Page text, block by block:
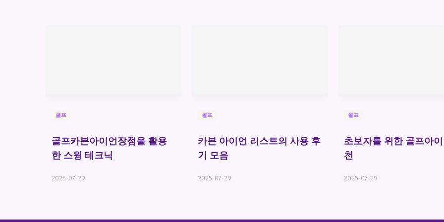
골프
골프카본아이언장점을 활용
한 스윙 테크닉
2025-07-29
골프
카본 아이언 리스트의 사용 후
기 모음
2025-07-29
골프
초보자를 위한 골프아
천
2025-07-29